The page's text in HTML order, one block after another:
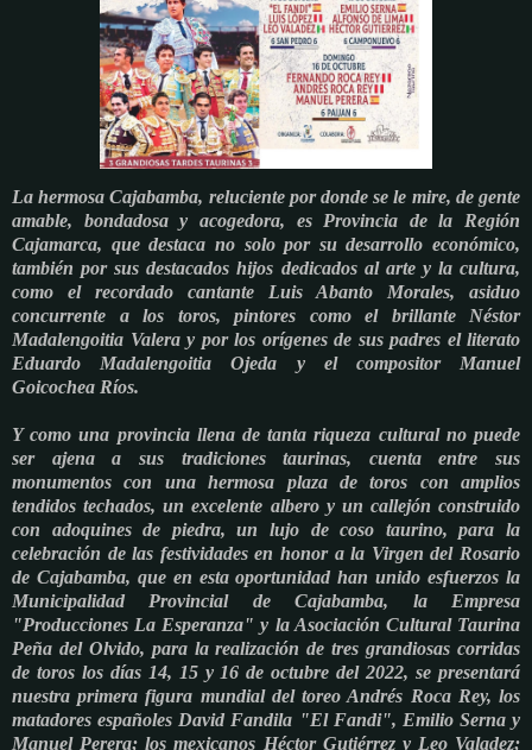
La hermosa Cajabamba, reluciente por donde se le mire, de gente
amable, bondadosa y acogedora, es Provincia de la Región
Cajamarca, que destaca no solo por su desarrollo económico,
también por sus destacados hijos dedicados al arte y la cultura,
como el recordado cantante Luis Abanto Morales, asiduo
concurrente a los toros, pintores como el brillante Néstor
Madalengoitia Valera y por los orígenes de sus padres el literato
Eduardo Madalengoitia Ojeda y el compositor Manuel
Goicochea Ríos.
Y como una provincia llena de tanta riqueza cultural no puede
ser ajena a sus tradiciones taurinas, cuenta entre sus
monumentos con una hermosa plaza de toros con amplios
tendidos techados, un excelente albero y un callejón construido
con adoquines de piedra, un lujo de coso taurino, para la
celebración de las festividades en honor a la Virgen del Rosario
de Cajabamba, que en esta oportunidad han unido esfuerzos la
Municipalidad Provincial de Cajabamba, la Empresa
"Producciones La Esperanza" y la Asociación Cultural Taurina
Peña del Olvido, para la realización de tres grandiosas corridas
de toros los días 14, 15 y 16 de octubre del 2022, se presentará
nuestra primera figura mundial del toreo Andrés Roca Rey, los
matadores españoles David Fandila "El Fandi", Emilio Serna y
Manuel Perera; los mexicanos Héctor Gutiérrez y Leo Valadez;